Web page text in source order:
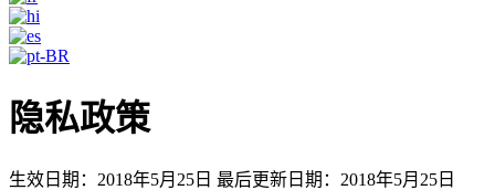
隐私政策
生效日期：2018年5月25日 最后更新日期：2018年5月25日